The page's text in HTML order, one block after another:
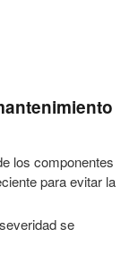
los componentes
para evitar la
se